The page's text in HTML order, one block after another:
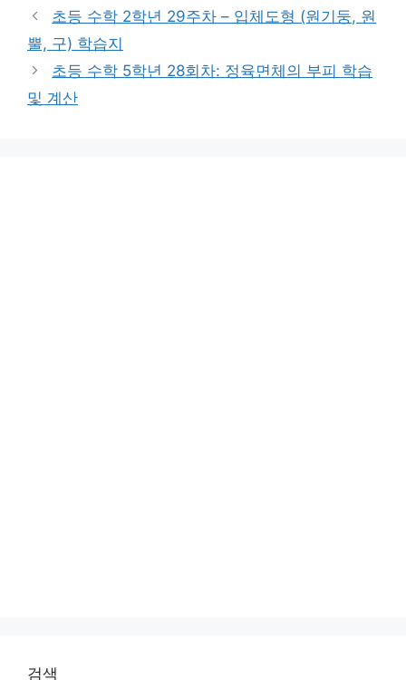
초등 수학 2학년 29주차 – 입체도형 (원기둥, 원
뿔, 구) 학습지
초등 수학 5학년 28회차: 정육면체의 부피 학습
및 계산
검색